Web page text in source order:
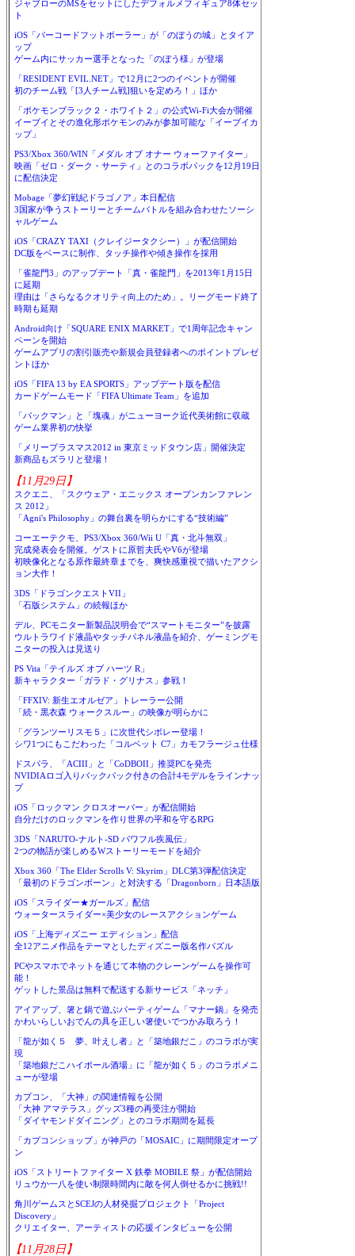
ジャブローのMSをセットにしたデフォルメフィギュア8体セッ
ト
iOS「バーコードフットボーラー」が「のぼうの城」とタイア
ップ
ゲーム内にサッカー選手となった「のぼう様」が登場
「RESIDENT EVIL.NET」で12月に2つのイベントが開催
初のチーム戦「[3人チーム戦]狙いを定めろ！」ほか
「ポケモンブラック２・ホワイト２」の公式Wi-Fi大会が開催
イーブイとその進化形ポケモンのみが参加可能な「イーブイカ
ップ」
PS3/Xbox 360/WIN「メダル オブ オナー ウォーファイター」
映画「ゼロ・ダーク・サーティ」とのコラボパックを12月19日
に配信決定
Mobage「夢幻戦紀ドラゴノア」本日配信
3国家が争うストーリーとチームバトルを組み合わせたソーシ
ャルゲーム
iOS「CRAZY TAXI（クレイジータクシー）」が配信開始
DC版をベースに制作、タッチ操作や傾き操作を採用
「雀龍門3」のアップデート「真・雀龍門」を2013年1月15日
に延期
理由は「さらなるクオリティ向上のため」。リーグモード終了
時期も延期
Android向け「SQUARE ENIX MARKET」で1周年記念キャン
ペーンを開始
ゲームアプリの割引販売や新規会員登録者へのポイントプレゼ
ントほか
iOS「FIFA 13 by EA SPORTS」アップデート版を配信
カードゲームモード「FIFA Ultimate Team」を追加
「パックマン」と「塊魂」がニューヨーク近代美術館に収蔵
ゲーム業界初の快挙
「メリープラスマス2012 in 東京ミッドタウン店」開催決定
新商品もズラリと登場！
【11月29日】
スクエニ、「スクウェア・エニックス オープンカンファレン
ス 2012」
「Agni's Philosophy」の舞台裏を明らかにする“技術編”
コーエーテクモ、PS3/Xbox 360/Wii U「真・北斗無双」
完成発表会を開催。ゲストに原哲夫氏やV6が登場
初映像化となる原作最終章までを、爽快感重視で描いたアクシ
ョン大作！
3DS「ドラゴンクエストVII」
「石版システム」の続報ほか
デル、PCモニター新製品説明会で“スマートモニター”を披露
ウルトラワイド液晶やタッチパネル液晶を紹介、ゲーミングモ
ニターの投入は見送り
PS Vita「テイルズ オブ ハーツ R」
新キャラクター「ガラド・グリナス」参戦！
「FFXIV: 新生エオルゼア」トレーラー公開
「続・黒衣森 ウォークスルー」の映像が明らかに
「グランツーリスモ５」に次世代シボレー登場！
シワ1つにもこだわった「コルベット C7」カモフラージュ仕様
ドスパラ、「ACIII」と「CoDBOII」推奨PCを発売
NVIDIAロゴ入りバックパック付きの合計4モデルをラインナッ
プ
iOS「ロックマン クロスオーバー」が配信開始
自分だけのロックマンを作り世界の平和を守るRPG
3DS「NARUTO-ナルト-SD パワフル疾風伝」
2つの物語が楽しめるWストーリーモードを紹介
Xbox 360「The Elder Scrolls V: Skyrim」DLC第3弾配信決定
「最初のドラゴンボーン」と対決する「Dragonborn」日本語版
iOS「スライダー★ガールズ」配信
ウォータースライダー×美少女のレースアクションゲーム
iOS「上海ディズニー エディション」配信
全12アニメ作品をテーマとしたディズニー版名作パズル
PCやスマホでネットを通じて本物のクレーンゲームを操作可
能！
ゲットした景品は無料で配送する新サービス「ネッチ」
アイアップ、箸と鍋で遊ぶパーティゲーム「マナー鍋」を発売
かわいらしいおでんの具を正しい箸使いでつかみ取ろう！
「龍が如く５ 夢、叶えし者」と「築地銀だこ」のコラボが実
現
「築地銀だこハイボール酒場」に「龍が如く５」のコラボメニ
ューが登場
カプコン、「大神」の関連情報を公開
「大神 アマテラス」グッズ3種の再受注が開始
「ダイヤモンドダイニング」とのコラボ期間を延長
「カプコンショップ」が神戸の「MOSAIC」に期間限定オープ
ン
iOS「ストリートファイター X 鉄拳 MOBILE 祭」が配信開始
リュウか一八を使い制限時間内に敵を何人倒せるかに挑戦!!
角川ゲームスとSCEJの人材発掘プロジェクト「Project
Discovery」
クリエイター、アーティストの応援インタビューを公開
【11月28日】